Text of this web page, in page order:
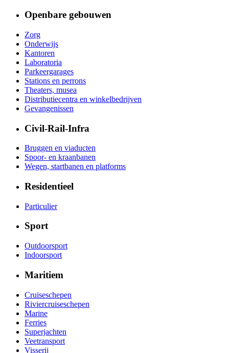
Openbare gebouwen
Zorg
Onderwijs
Kantoren
Laboratoria
Parkeergarages
Stations en perrons
Theaters, musea
Distributiecentra en winkelbedrijven
Gevangenissen
Civil-Rail-Infra
Bruggen en viaducten
Spoor- en kraanbanen
Wegen, startbanen en platforms
Residentieel
Particulier
Sport
Outdoorsport
Indoorsport
Maritiem
Cruiseschepen
Riviercruiseschepen
Marine
Ferries
Superjachten
Veetransport
Visserij